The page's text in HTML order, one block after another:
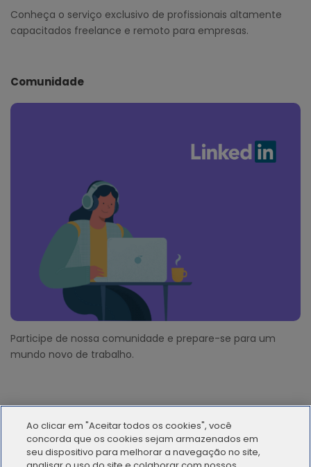
Conheça o serviço exclusivo de profissionais altamente
capacitados freelance e remoto para empresas.
Comunidade
Participe de nossa comunidade e prepare-se para um
mundo novo de trabalho.
Ao clicar em "Aceitar todos os cookies", você
concorda que os cookies sejam armazenados em
seu dispositivo para melhorar a navegação no site,